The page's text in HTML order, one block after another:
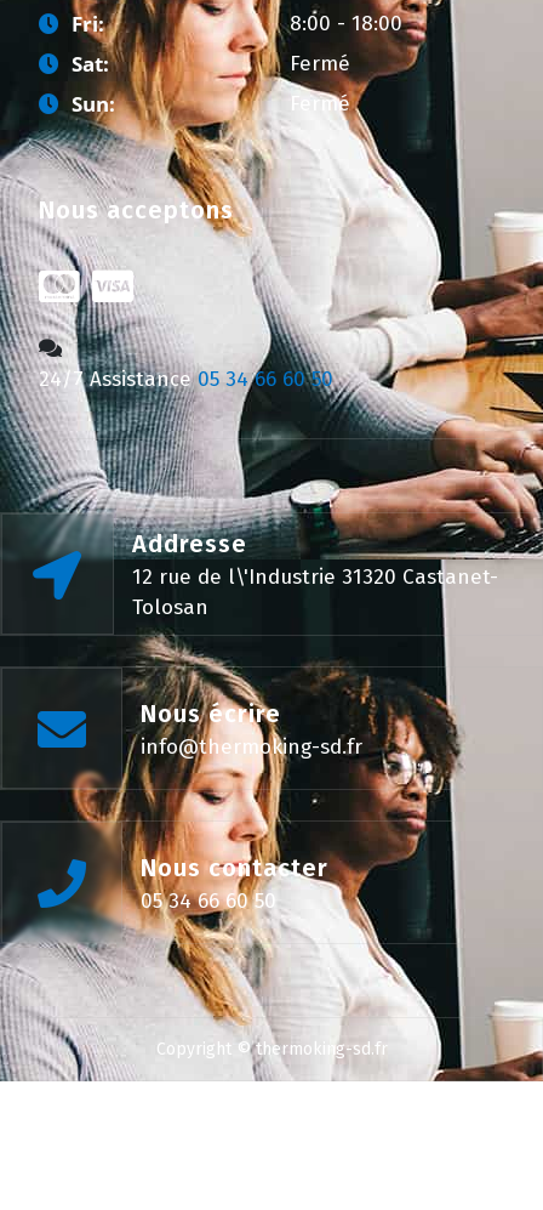
Fri: 8:00 - 18:00
Sat: Fermé
Sun: Fermé
Nous acceptons
24/7 Assistance 05 34 66 60 50
Addresse
12 rue de l\'Industrie 31320 Castanet-
Tolosan
Nous écrire
info@thermoking-sd.fr
Nous contacter
05 34 66 60 50
Copyright © thermoking-sd.fr